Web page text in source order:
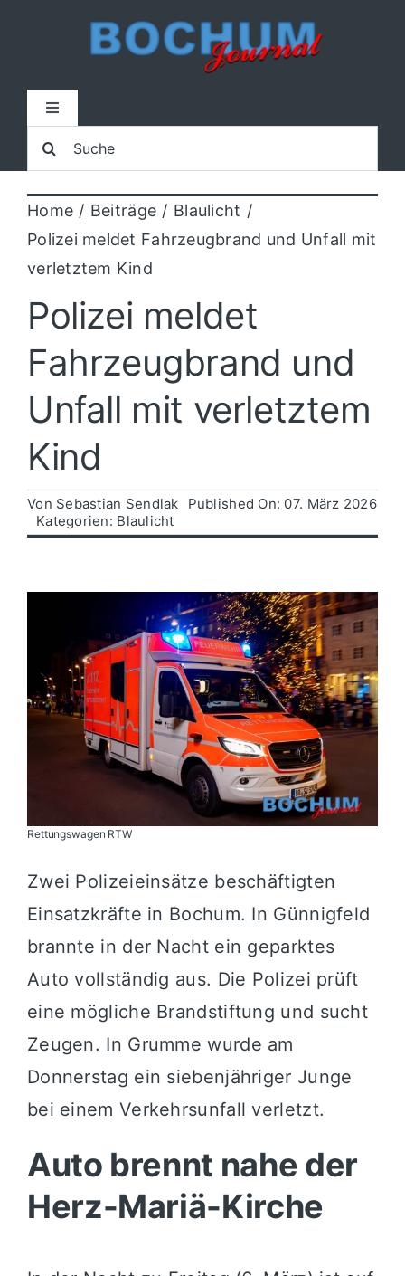
Toggle
Home
Lokal
Blaulicht
Sport
Kultur
Politik
Wirtschaft
Suche
nach:
Home Beiträge
Blaulicht
Polizei meldet Fahrzeugbrand und Unfall mit
verletztem Kind
Polizei meldet
Fahrzeugbrand und
Unfall mit verletztem
Kind
Von Sebastian Sendlak
Published On: 07. März 2026
Kategorien: Blaulicht
Rettungswagen RTW
Zwei Polizeieinsätze beschäftigten
Einsatzkräfte in Bochum. In Günnigfeld
brannte in der Nacht ein geparktes
Auto vollständig aus. Die Polizei prüft
eine mögliche Brandstiftung und sucht
Zeugen. In Grumme wurde am
Donnerstag ein siebenjähriger Junge
bei einem Verkehrsunfall verletzt.
Auto brennt nahe der
Herz-Mariä-Kirche